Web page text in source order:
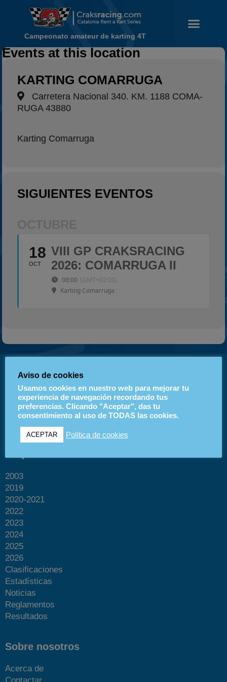
Noticias
Temporada 2026
Carreras finalizadas
Preguntas Frecuentes
Campeonato amateur de karting 4T
Events at this location
KARTING COMARRUGA
Carretera Nacional 340. KM. 1188 COMA-
RUGA 43880
Karting Comarruga
SIGUIENTES EVENTOS
18
OCT
VIII GP CRAKSRACING
2026: COMARRUGA II
08:00 (GMT+02:00)
Karting Comarruga
Blog
Calendario
Carreras finalizadas
Preguntas Frecuentes
2003
2019
2020-2021
2022
2023
2024
2025
2026
Clasificaciones
Estadísticas
Noticias
Reglamentos
Resultados
Sobre nosotros
Acerca de
Aviso de cookies
Usamos cookies en nuestro web para mejorar tu
experiencia de navegación recordando tus
preferencias. Clicando "Aceptar", das tu
consentimiento al uso de TODAS las cookies.
ACEPTAR Política de cookies